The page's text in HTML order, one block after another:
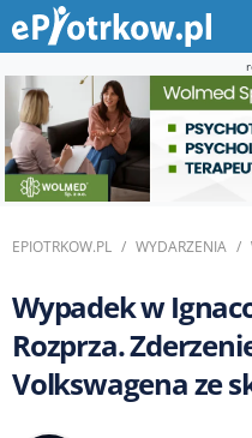
EPIOTRKOW.PL WYDARZENIA
Wypadek w
Rozprza.
Volkswagena ze